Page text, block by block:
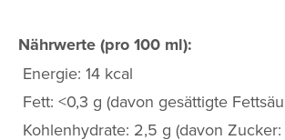
Nährwerte (pro 100 ml):
Energie: 14 kcal
Fett: <0,3 g (davon gesättigte
Kohlenhydrate: 2,5 g (davon Zucker: